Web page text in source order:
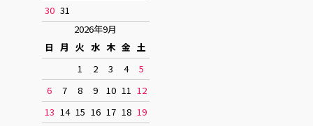
30 31
2026年9月
日
月 火 水 木 金 土
1
2 3 4
5
6
7 8 9 10 11
12
13 14 15 16 17 18 19